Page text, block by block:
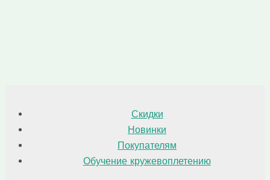
Скидки
Новинки
Покупателям
Обучение кружевоплетению